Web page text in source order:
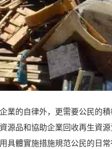
業的自律外，更需要公民的
源品和協助企業回收再生資
具體實施措施規范公民的日